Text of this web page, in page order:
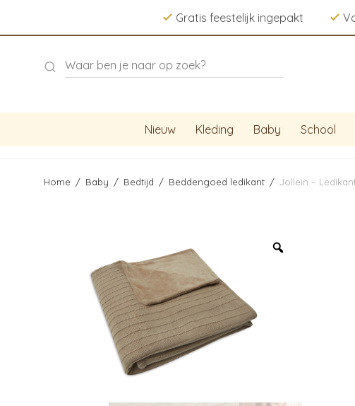
Gratis feestelijk ingepakt
Nieuw Kleding Baby School
Home / Baby / Bedtijd / Beddengoed ledikant / Jollein –